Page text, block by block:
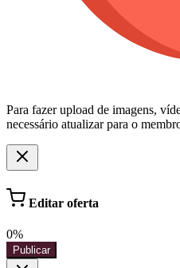
Para fazer upload de imagens,
necessário atualizar para o
Editar oferta
0%
Publicar